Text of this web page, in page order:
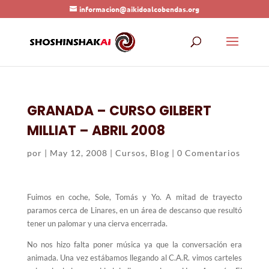
informacion@aikidoalcobendas.org
GRANADA – CURSO GILBERT
MILLIAT – ABRIL 2008
por | May 12, 2008 | Cursos, Blog | 0 Comentarios
Fuimos en coche, Sole, Tomás y Yo. A mitad de trayecto
paramos cerca de Linares, en un área de descanso que resultó
tener un palomar y una cierva encerrada.
No nos hizo falta poner música ya que la conversación era
animada. Una vez estábamos llegando al C.A.R. vimos carteles